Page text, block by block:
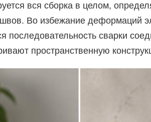
вся сборка в целом,
Во избежание деформаций
последовательность сварки
пространственную